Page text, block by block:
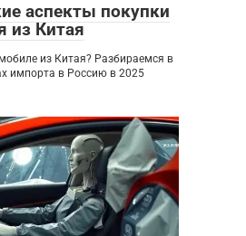
аспекты покупки
из Китая
из Китая? Разбираемся в
импорта в Россию в 2025